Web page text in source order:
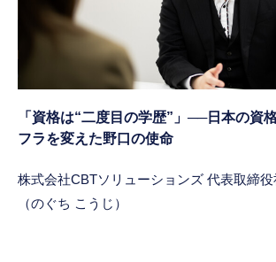
「資格は“二度目の学歴”」──日本の資
フラを変えた野口の使命
株式会社CBTソリューションズ 代表取締
（のぐち こうじ）